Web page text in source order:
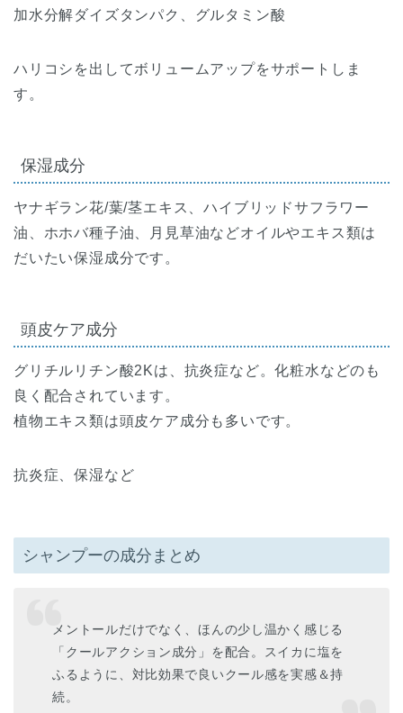
加水分解ダイズタンパク、グルタミン酸
ハリコシを出してボリュームアップをサポートしま
す。
保湿成分
ヤナギラン花/葉/茎エキス、ハイブリッドサフラワー
油、ホホバ種子油、月見草油などオイルやエキス類は
だいたい保湿成分です。
頭皮ケア成分
グリチルリチン酸2Kは、抗炎症など。化粧水などのも
良く配合されています。
植物エキス類は頭皮ケア成分も多いです。
抗炎症、保湿など
シャンプーの成分まとめ
メントールだけでなく、ほんの少し温かく感じる
「クールアクション成分」を配合。スイカに塩を
ふるように、対比効果で良いクール感を実感＆持
続。